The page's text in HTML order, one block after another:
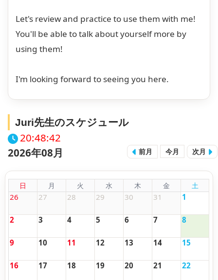
Let's review and practice to use them with me!
You'll be able to talk about yourself more by
using them!
I'm looking forward to seeing you here.
Juri先生のスケジュール
20:48:42
2026年08月
前月 今月 次月
日 月 火 水 木 金 土
26 27 28 29 30 31 1
2 3 4 5 6 7 8
9 10 11 12 13 14 15
16 17 18 19 20 21 22